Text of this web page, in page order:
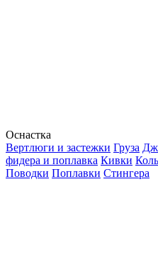
Оснастка
Вертлюги и застежки Груза
фидера и поплавка Кивки
Поводки Поплавки Стингера